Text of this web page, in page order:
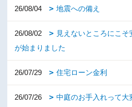
26/08/04 地震への備え
26/08/02
見えないところにこ
が始まりました
26/07/29 住宅ローン金利
26/07/26
中庭のお手入れって